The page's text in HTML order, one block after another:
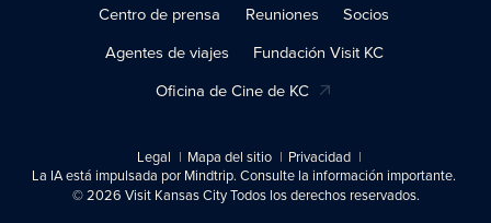
Centro de prensa
Reuniones
Socios
Agentes de viajes
Fundación Visit KC
Oficina de Cine de KC
Legal Mapa del sitio
Privacidad
La IA está impulsada por Mindtrip. Consulte la información importante.
© 2026 Visit Kansas City Todos los derechos reservados.